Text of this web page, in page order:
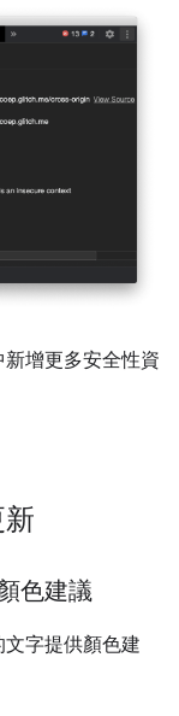
增更多安全性資
色建議
字提供顏色建